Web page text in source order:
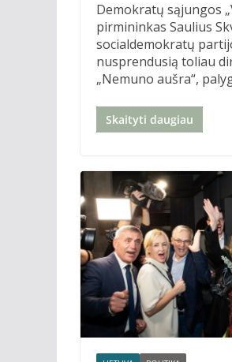
Demokratų sąjungos
pirmininkas Saulius
socialdemokratų
nusprendusią toliau
„Nemuno aušra“,
Skaityti daugiau